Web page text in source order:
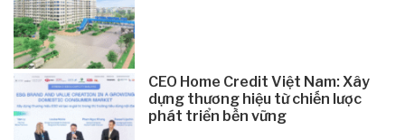
CEO Home Credit Việt Nam: Xây
dựng thương hiệu từ chiến lược
phát triển bền vững